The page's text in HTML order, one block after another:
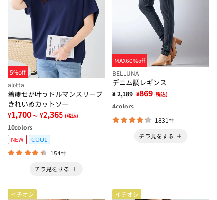
5%off
alotta
着痩せが叶うドルマンスリーブ
きれいめカットソー
¥1,700 ～ ¥2,365 (税込)
10colors
NEW
COOL
154件
チラ見をする
MAX60%off
BELLUNA
デニム調レギンス
¥ 2,189 ¥869 (税込)
4colors
1831件
チラ見をする
イチオシ イチオシ